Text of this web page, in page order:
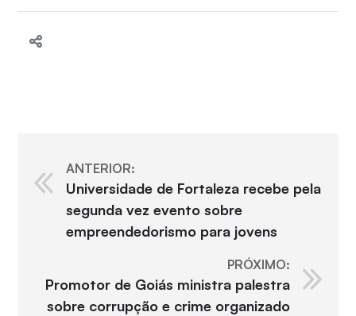
ANTERIOR:
Universidade de Fortaleza recebe pela
segunda vez evento sobre
empreendedorismo para jovens
PRÓXIMO:
Promotor de Goiás ministra palestra
sobre corrupção e crime organizado